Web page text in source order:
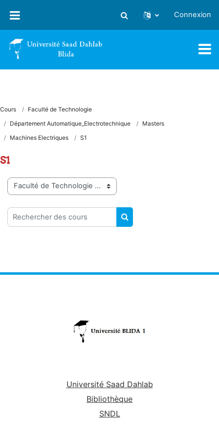
Activer/désactiver la saisie
Connexion
Cours
Faculté de Technologie
Département Automatique_Electrotechnique
Masters
Machines Electriques
S1
S1
Catégories de cours
Rechercher des cours
RECHERCHER DES
Université Saad Dahlab
Bibliothèque
SNDL